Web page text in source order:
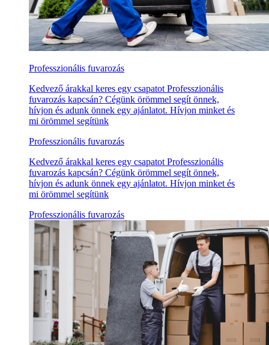
Professzionális fuvarozás
Kedvező árakkal keres egy csapatot Professzionális
fuvarozás kapcsán? Cégünk örömmel segít önnek,
hívjon és adunk önnek egy ajánlatot. Hívjon minket és
mi örömmel segítünk
Professzionális fuvarozás
Kedvező árakkal keres egy csapatot Professzionális
fuvarozás kapcsán? Cégünk örömmel segít önnek,
hívjon és adunk önnek egy ajánlatot. Hívjon minket és
mi örömmel segítünk
Professzionális fuvarozás